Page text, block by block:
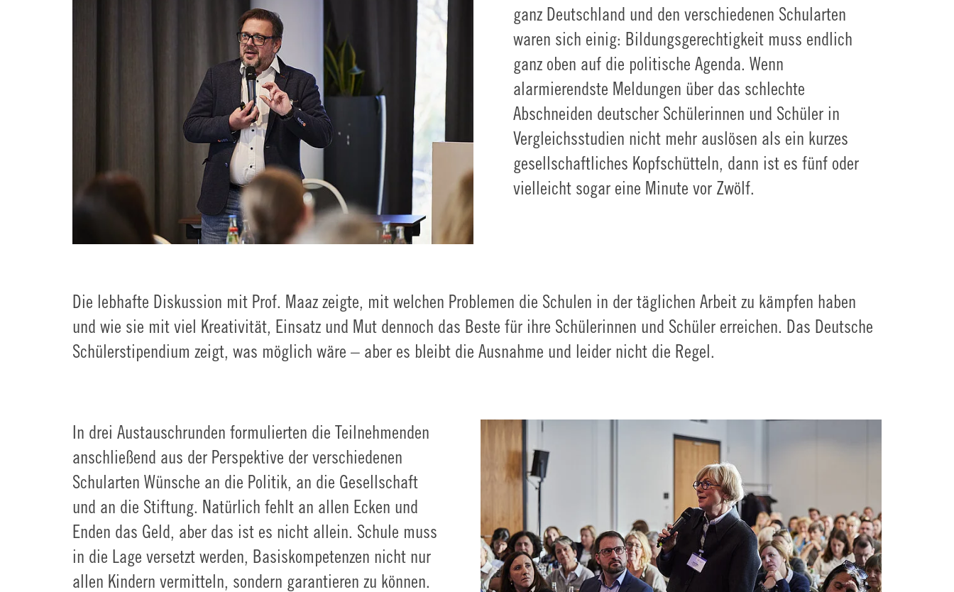
ganz Deutschland und den verschiedenen Schularten
waren sich einig: Bildungsgerechtigkeit muss endlich
ganz oben auf die politische Agenda. Wenn
alarmierendste Meldungen über das schlechte
Abschneiden deutscher Schülerinnen und Schüler in
Vergleichsstudien nicht mehr auslösen als ein kurzes
gesellschaftliches Kopfschütteln, dann ist es fünf oder
vielleicht sogar eine Minute vor Zwölf.
Die lebhafte Diskussion mit Prof. Maaz zeigte, mit welchen Problemen die Schulen in der täglichen Arbeit zu kämpfen haben
und wie sie mit viel Kreativität, Einsatz und Mut dennoch das Beste für ihre Schülerinnen und Schüler erreichen. Das Deutsche
Schülerstipendium zeigt, was möglich wäre – aber es bleibt die Ausnahme und leider nicht die Regel.
In drei Austauschrunden formulierten die Teilnehmenden
anschließend aus der Perspektive der verschiedenen
Schularten Wünsche an die Politik, an die Gesellschaft
und an die Stiftung. Natürlich fehlt an allen Ecken und
Enden das Geld, aber das ist es nicht allein. Schule muss
in die Lage versetzt werden, Basiskompetenzen nicht nur
allen Kindern vermitteln, sondern garantieren zu können.